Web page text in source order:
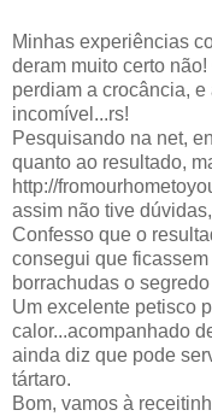
Minhas experiências
deram muito certo
perdiam a crocância,
incomível...rs!
Pesquisando na net,
quanto ao resultado,
http://
assim não tive
Confesso que o
consegui que
borrachudas o
Um excelente petisco
calor...acompanhado
ainda diz que pode
tártaro.
Bom, vamos à